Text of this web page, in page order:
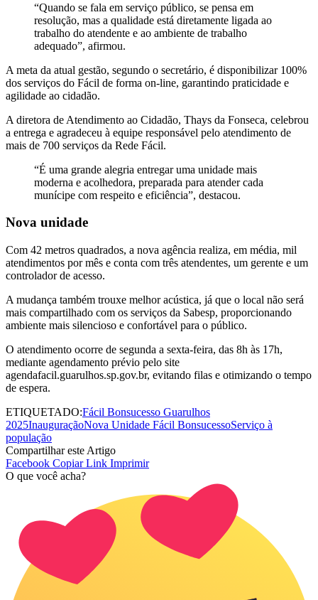
“Quando se fala em serviço público, se pensa em
resolução, mas a qualidade está diretamente ligada ao
trabalho do atendente e ao ambiente de trabalho
adequado”, afirmou.
A meta da atual gestão, segundo o secretário, é disponibilizar 100%
dos serviços do Fácil de forma on-line, garantindo praticidade e
agilidade ao cidadão.
A diretora de Atendimento ao Cidadão, Thays da Fonseca, celebrou
a entrega e agradeceu à equipe responsável pelo atendimento de
mais de 700 serviços da Rede Fácil.
“É uma grande alegria entregar uma unidade mais
moderna e acolhedora, preparada para atender cada
munícipe com respeito e eficiência”, destacou.
Nova unidade
Com 42 metros quadrados, a nova agência realiza, em média, mil
atendimentos por mês e conta com três atendentes, um gerente e um
controlador de acesso.
A mudança também trouxe melhor acústica, já que o local não será
mais compartilhado com os serviços da Sabesp, proporcionando
ambiente mais silencioso e confortável para o público.
O atendimento ocorre de segunda a sexta-feira, das 8h às 17h,
mediante agendamento prévio pelo site
agendafacil.guarulhos.sp.gov.br, evitando filas e otimizando o tempo
de espera.
ETIQUETADO:Fácil Bonsucesso Guarulhos
2025InauguraçãoNova Unidade Fácil BonsucessoServiço à
população
Compartilhar este Artigo
Facebook Copiar Link Imprimir
O que você acha?